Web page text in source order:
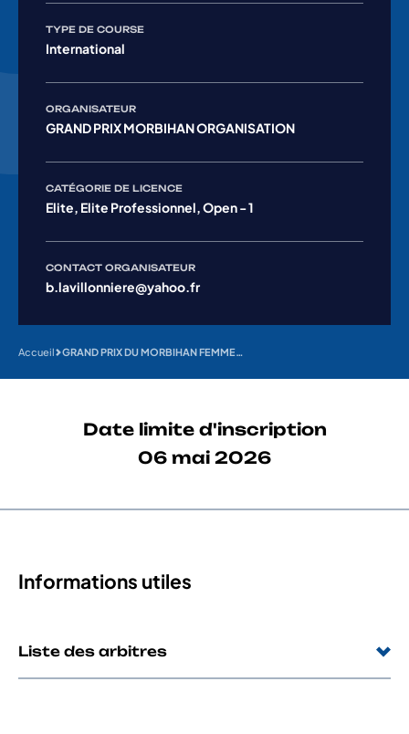
TYPE DE COURSE
International
ORGANISATEUR
GRAND PRIX MORBIHAN ORGANISATION
CATÉGORIE DE LICENCE
Elite, Elite Professionnel, Open - 1
CONTACT ORGANISATEUR
b.lavillonniere@yahoo.fr
Accueil GRAND PRIX DU MORBIHAN FEMMES – Coupe de France Femmes Professionnelles FDJ #3
Date limite d'inscription
06 mai 2026
Informations utiles
Liste des arbitres